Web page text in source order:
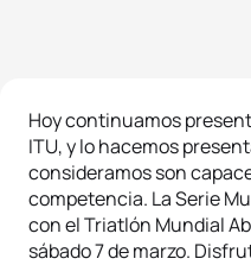
Hoy continuamos
ITU, y lo hacemos
consideramos son
competencia. La Serie
con el Triatlón Mundial
sábado 7 de marzo.